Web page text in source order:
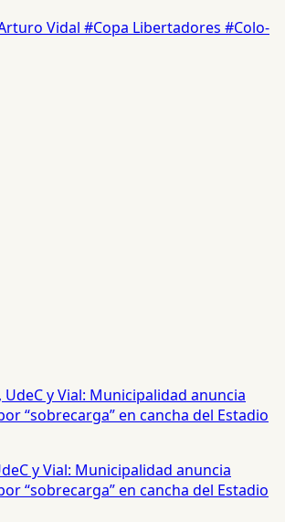
Vidal #Copa Libertadores #Colo-
y Vial: Municipalidad anuncia
“sobrecarga” en cancha del Estadio